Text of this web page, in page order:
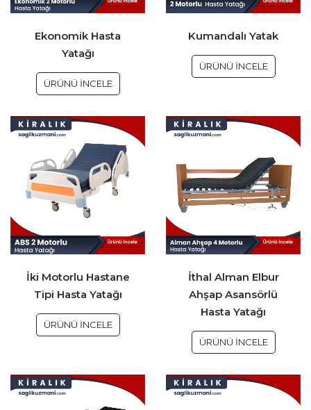
Ekonomik Hasta
Yatağı
ÜRÜNÜ İNCELE
Kumandalı Yatak
ÜRÜNÜ İNCELE
İki Motorlu Hastane
Tipi Hasta Yatağı
ÜRÜNÜ İNCELE
İthal Alman Elbur
Ahşap Asansörlü
Hasta Yatağı
ÜRÜNÜ İNCELE